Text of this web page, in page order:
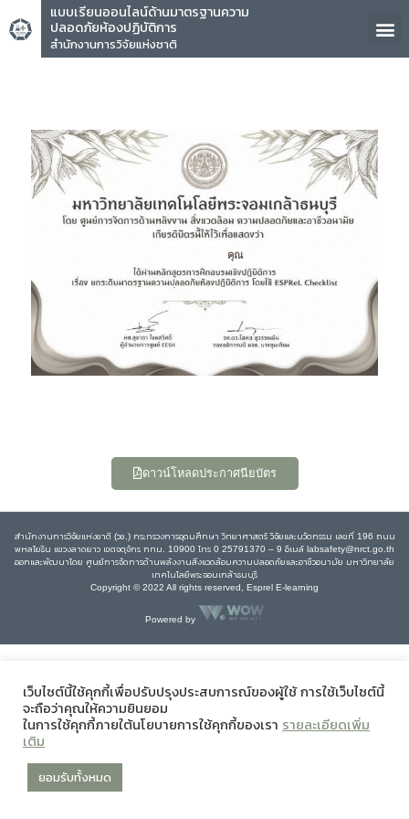
แบบเรียนออนไลน์ด้านมาตรฐานความ
ปลอดภัยห้องปฏิบัติการ
สำนักงานการวิจัยแห่งชาติ
คุณ
ดาวน์โหลดประกาศนียบัตร
สำนักงานการวิจัยแห่งชาติ (วช.) กระทรวงการอุดมศึกษา วิทยาศาสตร์ วิจัยและนวัตกรรม เลขที่ 196 ถนน
พหลโยธิน แขวงลาดยาว เขตจตุจักร กทม. 10900 โทร 0 25791370 – 9 อีเมล์ labsafety@nrct.go.th
ออกและพัฒนาโดย ศูนย์การจัดการด้านพลังงานสิ่งแวดล้อมความปลอดภัยและอาชีวอนามัย มหาวิทยาลัย
เทคโนโลยีพระจอมเกล้าธนบุรี
Copyright © 2022 All rights reserved, Esprel E-learning
Powered by
เว็บไซต์นี้ใช้คุกกี้เพื่อปรับปรุงประสบการณ์ของผู้ใช้ การใช้เว็บไซต์นี้
จะถือว่าคุณให้ความยินยอม
ในการใช้คุกกี้ภายใต้นโยบายการใช้คุกกี้ของเรา รายละเอียดเพิ่ม
เติม
ยอมรับทั้งหมด